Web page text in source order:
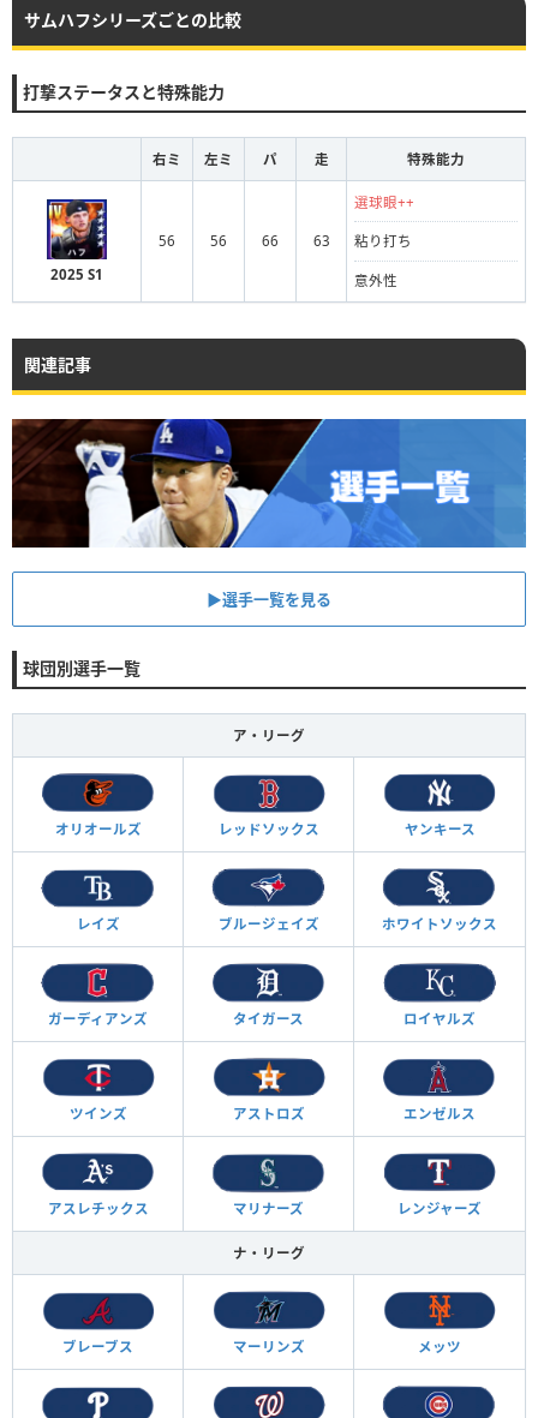
サムハフシリーズごとの比較
打撃ステータスと特殊能力
右ミ 左ミ パ 走 特殊能力
2025 S1
56 56 66 63
選球眼++
粘り打ち
意外性
関連記事
▶︎選手一覧を見る
球団別選手一覧
ア・リーグ
オリオールズ レッドソックス ヤンキース
レイズ ブルージェイズ ホワイトソックス
ガーディアンズ タイガース ロイヤルズ
ツインズ アストロズ エンゼルス
アスレチックス マリナーズ レンジャーズ
ナ・リーグ
ブレーブス マーリンズ メッツ